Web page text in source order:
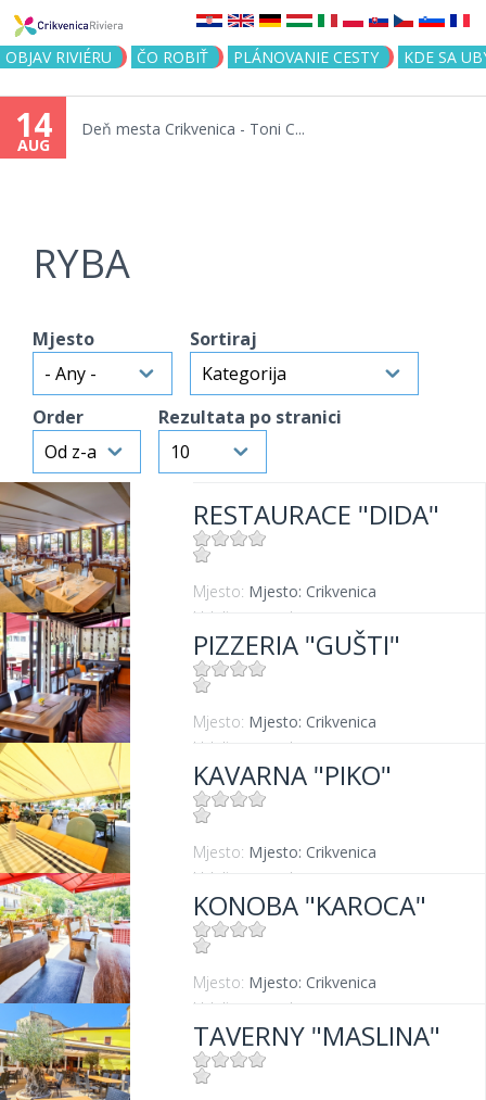
Jump to navigation
OBJAV RIVIÉRU ČO ROBIŤ PLÁNOVANIE CESTY KDE SA
14
AUG
Deň mesta Crikvenica - Toni C...
RYBA
Mjesto Sortiraj
Order Rezultata po stranici
RESTAURACE "DIDA"
Mjesto: Mjesto: Crikvenica
Udaljenost od mora:
PIZZERIA "GUŠTI"
Mjesto: Mjesto: Crikvenica
Udaljenost od mora:
KAVARNA "PIKO"
Mjesto: Mjesto: Crikvenica
Udaljenost od mora:
KONOBA "KAROCA"
Mjesto: Mjesto: Crikvenica
Udaljenost od mora:
TAVERNY "MASLINA"